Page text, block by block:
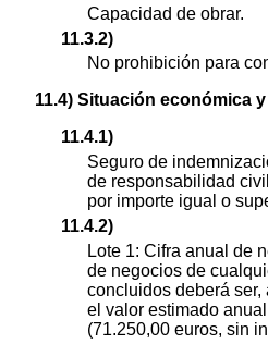
Capacidad de obrar.
11.3.2)
No prohibición para
11.4) Situación económica
11.4.1)
Seguro de
de responsabilidad
por importe igual o
11.4.2)
Lote 1: Cifra anual de
de negocios de
concluidos deberá ser,
el valor estimado
(71.250,00 euros, sin